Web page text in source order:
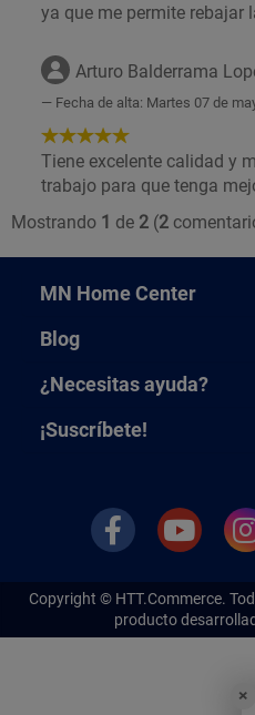
5
ya que me permite rebajar
Arturo Balderrama
Fecha de alta: Martes 07 de
5
de
5
Estrellas!
Tiene excelente calidad y
trabajo para que tenga
Mostrando 1 de 2 (2
MN Home Center
Blog
¿Necesitas ayuda?
¡Suscríbete!
Copyright © HTT.Commerce.
producto
×